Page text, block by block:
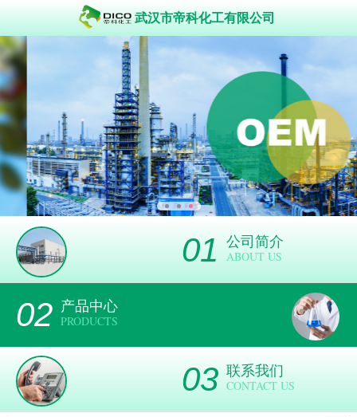
武汉市帝科化工有限公司
01 公司简介
ABOUT US
02 产品中心
PRODUCTS
03 联系我们
CONTACT US